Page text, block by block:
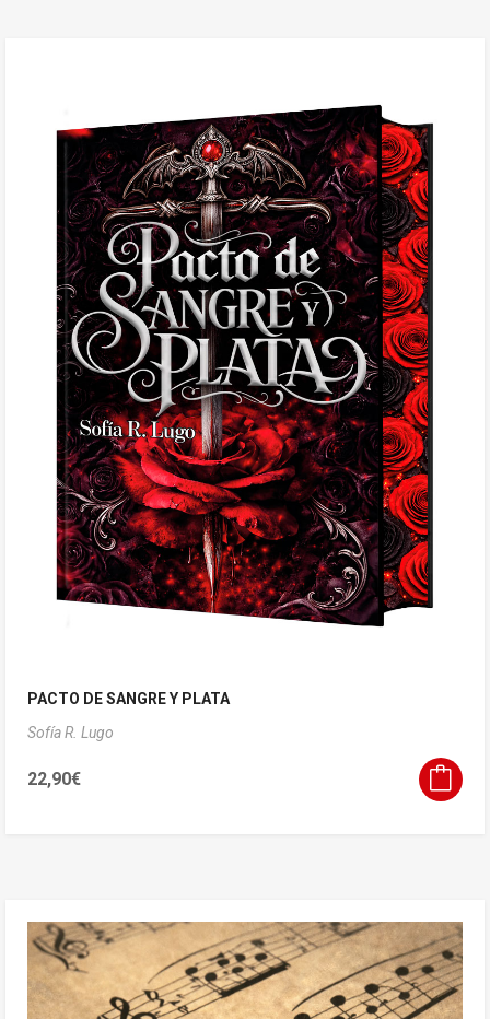
PACTO DE SANGRE Y PLATA
Sofía R. Lugo
22,90€